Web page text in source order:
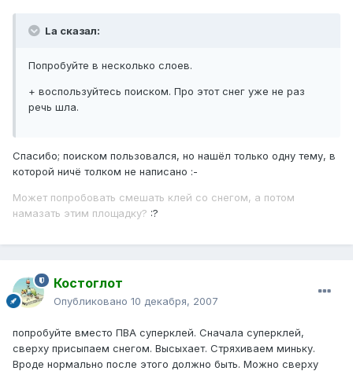
La сказал:
Попробуйте в несколько слоев.
+ воспользуйтесь поиском. Про этот снег уже не раз
речь шла.
Спасибо; поиском пользовался, но нашёл только одну тему, в
которой ничё толком не написано :-
Может попробовать смешать клей со снегом, а потом
намазать этим площадку? :?
Костоглот
Опубликовано 10 декабря, 2007
попробуйте вместо ПВА суперклей. Сначала суперклей,
сверху присыпаем снегом. Высыхает. Стряхиваем миньку.
Вроде нормально после этого должно быть. Можно сверху